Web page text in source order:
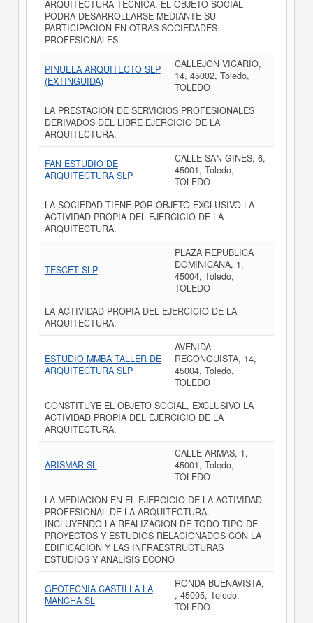
ARQUITECTURA TECNICA. EL OBJETO SOCIAL
PODRA DESARROLLARSE MEDIANTE SU
PARTICIPACION EN OTRAS SOCIEDADES
PROFESIONALES.
PINUELA ARQUITECTO SLP
(EXTINGUIDA)
CALLEJON VICARIO,
14, 45002, Toledo,
TOLEDO
LA PRESTACION DE SERVICIOS PROFESIONALES
DERIVADOS DEL LIBRE EJERCICIO DE LA
ARQUITECTURA.
FAN ESTUDIO DE
ARQUITECTURA SLP
CALLE SAN GINES, 6,
45001, Toledo,
TOLEDO
LA SOCIEDAD TIENE POR OBJETO EXCLUSIVO LA
ACTIVIDAD PROPIA DEL EJERCICIO DE LA
ARQUITECTURA.
TESCET SLP
PLAZA REPUBLICA
DOMINICANA, 1,
45004, Toledo,
TOLEDO
LA ACTIVIDAD PROPIA DEL EJERCICIO DE LA
ARQUITECTURA.
ESTUDIO MMBA TALLER DE
ARQUITECTURA SLP
AVENIDA
RECONQUISTA, 14,
45004, Toledo,
TOLEDO
CONSTITUYE EL OBJETO SOCIAL, EXCLUSIVO LA
ACTIVIDAD PROPIA DEL EJERCICIO DE LA
ARQUITECTURA.
ARISMAR SL
CALLE ARMAS, 1,
45001, Toledo,
TOLEDO
LA MEDIACION EN EL EJERCICIO DE LA ACTIVIDAD
PROFESIONAL DE LA ARQUITECTURA.
INCLUYENDO LA REALIZACION DE TODO TIPO DE
PROYECTOS Y ESTUDIOS RELACIONADOS CON LA
EDIFICACION Y LAS INFRAESTRUCTURAS
ESTUDIOS Y ANALISIS ECONO
GEOTECNIA CASTILLA LA
MANCHA SL
RONDA BUENAVISTA,
, 45005, Toledo,
TOLEDO